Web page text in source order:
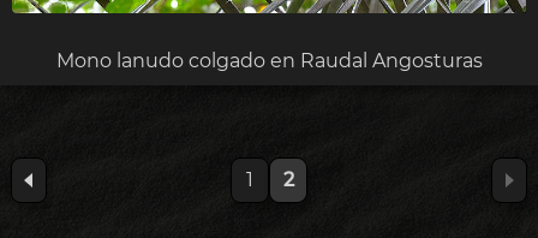
Mono lanudo colgado en Raudal Angosturas
1 2